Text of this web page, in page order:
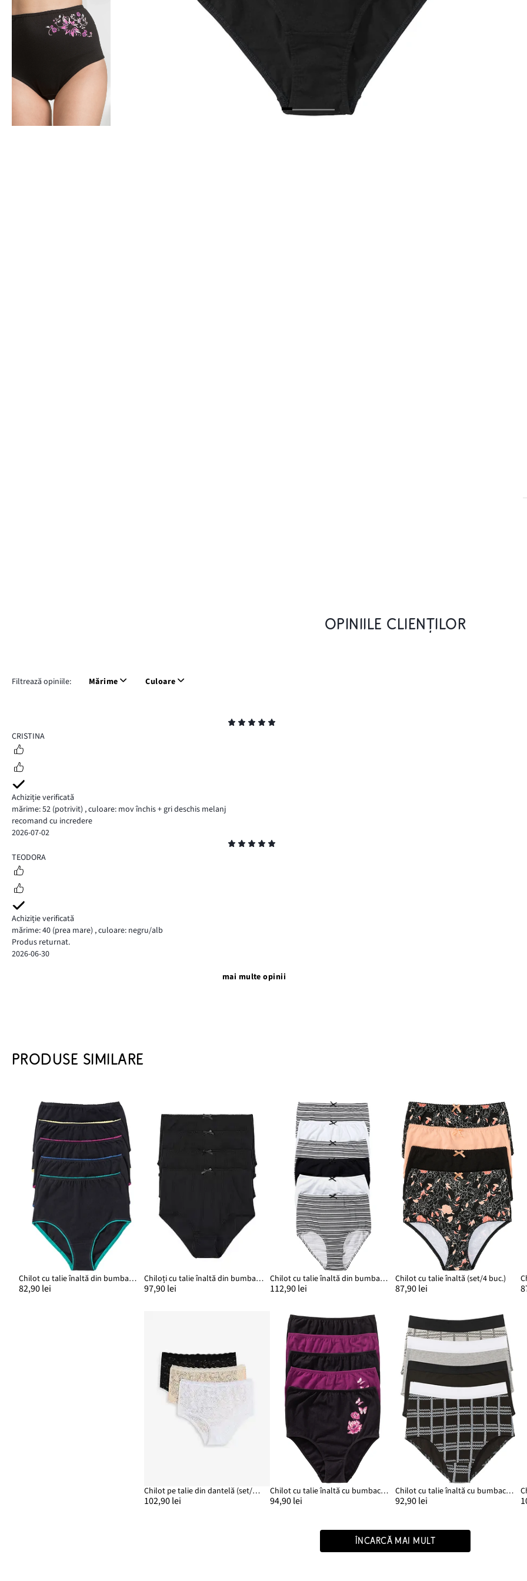
OPINIILE CLIENȚILOR
Filtrează opiniile: Mărime Culoare
5
CRISTINA
Achiziție verificată
mărime: 52 (potrivit) ,culoare: mov închis + gri deschis melanj
recomand cu incredere
2026-07-02
5
TEODORA
Achiziție verificată
mărime: 40 (prea mare) ,culoare: negru/alb
Produs returnat.
2026-06-30
mai multe opinii
PRODUSE SIMILARE
Chilot cu talie înaltă din bumbac moale (set/5 buc.)
82,90 lei
Chiloți cu talie înaltă din bumbac subțire (4 buc.)
97,90 lei
Chilot cu talie înaltă din bumbac moale (set/6 buc.)
112,90 lei
Chilot cu talie înaltă (set/4 buc.)
87,90 lei
Chilot pe talie din dantelă (set/3 perechi)
102,90 lei
Chilot cu talie înaltă cu bumbac (set/5 buc.)
94,90 lei
Chilot cu talie înaltă cu bumbac organic (set/4 buc.)
92,90 lei
ÎNCARCĂ MAI MULT